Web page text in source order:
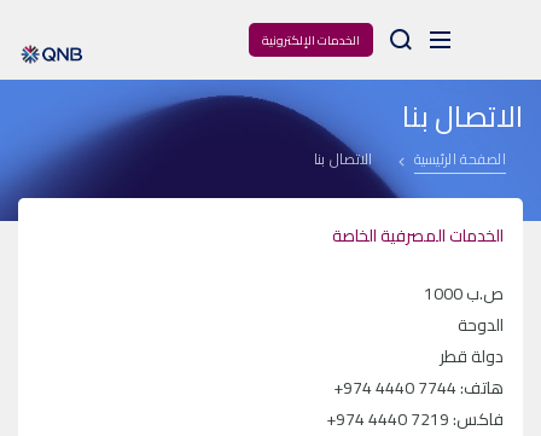
الخدمات الإلكترونية Arama
الاتصال بنا
الصفحة الرئيسية الاتصال بنا
الخدمات المصرفية الخاصة
ص.ب 1000
الدوحة
دولة قطر
هاتف:+974 4440 7744
فاكس:+974 4440 7219